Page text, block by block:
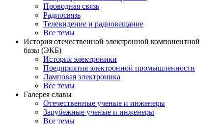
Проводная связь
Радиосвязь
Телевидение и радиовещание
Все темы
История отечественной электронной компонентной
базы (ЭКБ)
История электроники
Предприятия электронной промышленности
Ламповая электроника
Все темы
Галерея славы
Отечественные ученые и инженеры
Зарубежные ученые и инженеры
Все темы